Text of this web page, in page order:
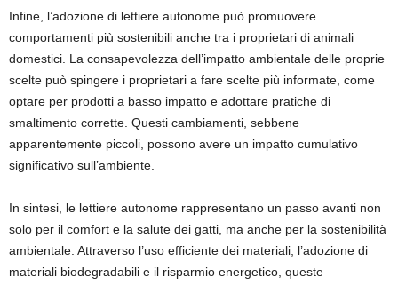
Infine, l’adozione di lettiere autonome può promuovere
comportamenti più sostenibili anche tra i proprietari di animali
domestici. La consapevolezza dell’impatto ambientale delle proprie
scelte può spingere i proprietari a fare scelte più informate, come
optare per prodotti a basso impatto e adottare pratiche di
smaltimento corrette. Questi cambiamenti, sebbene
apparentemente piccoli, possono avere un impatto cumulativo
significativo sull’ambiente.
In sintesi, le lettiere autonome rappresentano un passo avanti non
solo per il comfort e la salute dei gatti, ma anche per la sostenibilità
ambientale. Attraverso l’uso efficiente dei materiali, l’adozione di
materiali biodegradabili e il risparmio energetico, queste